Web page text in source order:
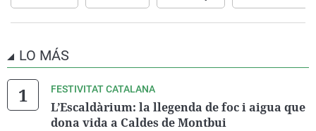
LO MÁS
FESTIVITAT CATALANA
L’Escaldàrium: la llegenda de foc i aigua que
dona vida a Caldes de Montbui